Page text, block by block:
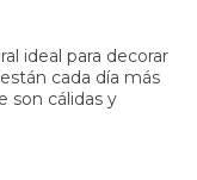
ideal para decorar
cada día más
son cálidas y